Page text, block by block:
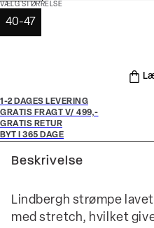
VÆLG STØRRELSE
40-47
1-2 DAGES LEVERING
GRATIS FRAGT V/ 499,-
GRATIS RETUR
BYT I 365 DAGE
Beskrivelse
Lindbergh strømpe
med stretch, hvilket